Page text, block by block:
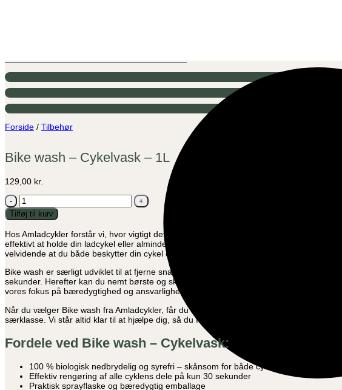
Forside / Tilbehør
Bike wash – Cykelvask – 1L
129,00 kr.
Bike
wash
-
-
1L
antal
Tilføj til kurv
Hos Amladcykler forstår vi, hvor vigtigt det er at passe godt på sin cykel – både for
effektivt at holde din ladcykel eller almindelige cykel ren og velfungerende. Bike wash
velvidende at du både beskytter din cykel og miljøet.
Bike wash er særligt udviklet til at fjerne snavs og skidt fra alle cyklens dele – lige fra
sekunder. Herefter kan du nemt børste og skylle cyklen, så den fremstår som ny.
vores fokus på bæredygtighed og ansvarlighed.
Når du vælger Bike wash fra Amladcykler, får du ikke bare et effektivt
særklasse. Vi står altid klar til at hjælpe dig, så du får mest muligt ud af din
Fordele ved Bike wash – Cykelvask:
100 % biologisk nedbrydelig og syrefri – skånsom for både cykel og miljø
Effektiv rengøring af alle cyklens dele på kun 30 sekunder
Praktisk sprayflaske og bæredygtig emballage